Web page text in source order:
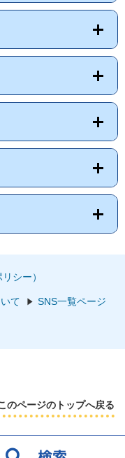
シー）
て SNS一覧ページ
のページのトップへ戻る